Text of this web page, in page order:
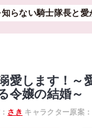
らない騎士隊長と愛
愛します！～
令嬢の結婚～
さき キャラクター原案：